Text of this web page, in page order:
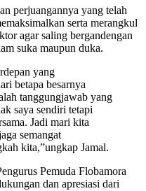
perjuangannya yang telah
serta merangkul
agar saling bergandengan
suka maupun duka.
yang
betapa besarnya
tanggungjawab yang
saya sendiri tetapi
Jadi mari kita
semangat
kita,”ungkap Jamal.
Pemuda Flobamora
dan apresiasi dari